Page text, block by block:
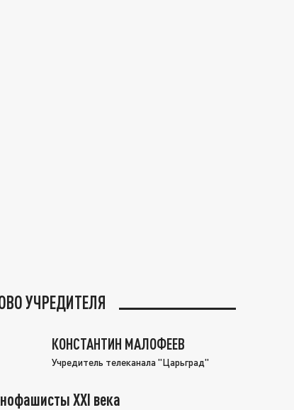
УЧРЕДИТЕЛЯ
КОНСТАНТИН МАЛОФЕЕВ
Учредитель телеканала "Царьград"
XXI века